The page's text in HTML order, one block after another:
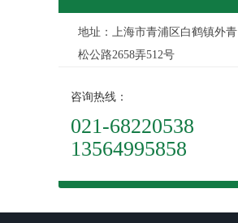
地址：上海市青浦区白鹤镇外青
松公路2658弄512号
咨询热线：
021-68220538
13564995858